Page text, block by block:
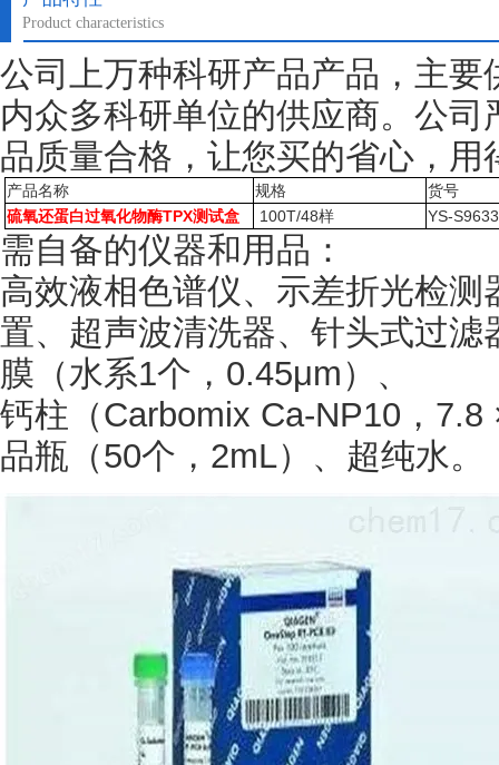
Product characteristics
公司上万种科研产品产品，主
内众多科研单位的供应商。公
品质量合格，让您买的省心，用
产品名称 规格
货号
硫氧还蛋白过氧化物酶TPX测试盒
100T/48样 YS-
需自备的仪器和用品：
高效液相色谱仪、示差折光检
置、超声波清洗器、针头式过滤
膜（水系1个，0.45μm）、
钙柱（Carbomix Ca-NP10，
品瓶（50个，2mL）、超纯水。